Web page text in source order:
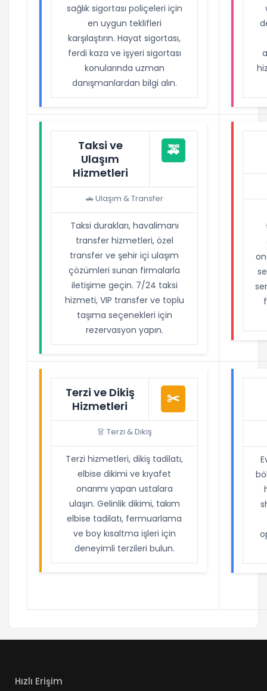
sağlık sigortası poliçeleri için
en uygun teklifleri
karşılaştırın. Hayat sigortası,
ferdi kaza ve işyeri sigortası
konularında uzman
danışmanlardan bilgi alın.
Taksi ve
Ulaşım
Hizmetleri
🚕
🚗 Ulaşım & Transfer
Taksi durakları, havalimanı
transfer hizmetleri, özel
transfer ve şehir içi ulaşım
çözümleri sunan firmalarla
iletişime geçin. 7/24 taksi
hizmeti, VIP transfer ve toplu
taşıma seçenekleri için
rezervasyon yapın.
Terzi ve Dikiş
Hizmetleri
✂️
👗 Terzi & Dikiş
Terzi hizmetleri, dikiş tadilatı,
elbise dikimi ve kıyafet
onarımı yapan ustalara
ulaşın. Gelinlik dikimi, takım
elbise tadilatı, fermuarlama
ve boy kısaltma işleri için
deneyimli terzileri bulun.
Hızlı Erişim